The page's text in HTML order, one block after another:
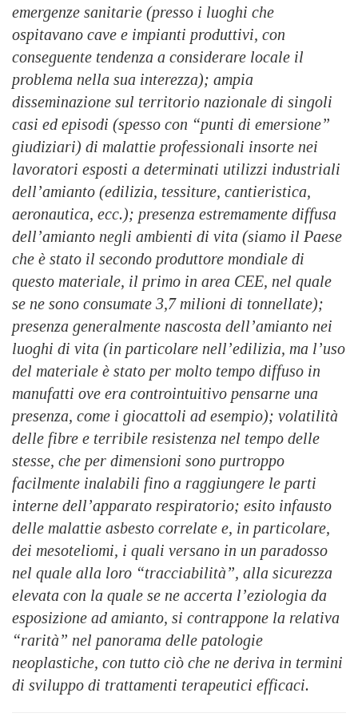
emergenze sanitarie (presso i luoghi che
ospitavano cave e impianti produttivi, con
conseguente tendenza a considerare locale il
problema nella sua interezza); ampia
disseminazione sul territorio nazionale di singoli
casi ed episodi (spesso con “punti di emersione”
giudiziari) di malattie professionali insorte nei
lavoratori esposti a determinati utilizzi industriali
dell’amianto (edilizia, tessiture, cantieristica,
aeronautica, ecc.); presenza estremamente diffusa
dell’amianto negli ambienti di vita (siamo il Paese
che è stato il secondo produttore mondiale di
questo materiale, il primo in area CEE, nel quale
se ne sono consumate 3,7 milioni di tonnellate);
presenza generalmente nascosta dell’amianto nei
luoghi di vita (in particolare nell’edilizia, ma l’uso
del materiale è stato per molto tempo diffuso in
manufatti ove era controintuitivo pensarne una
presenza, come i giocattoli ad esempio); volatilità
delle fibre e terribile resistenza nel tempo delle
stesse, che per dimensioni sono purtroppo
facilmente inalabili fino a raggiungere le parti
interne dell’apparato respiratorio; esito infausto
delle malattie asbesto correlate e, in particolare,
dei mesoteliomi, i quali versano in un paradosso
nel quale alla loro “tracciabilità”, alla sicurezza
elevata con la quale se ne accerta l’eziologia da
esposizione ad amianto, si contrappone la relativa
“rarità” nel panorama delle patologie
neoplastiche, con tutto ciò che ne deriva in termini
di sviluppo di trattamenti terapeutici efficaci.